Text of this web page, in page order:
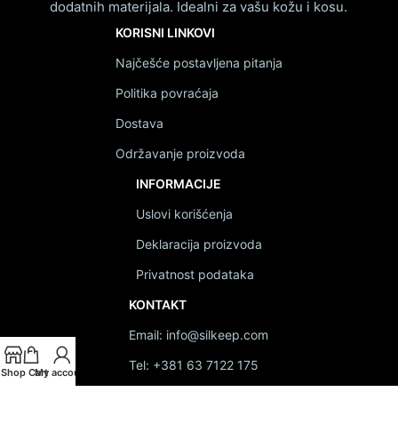
dodatnih materijala. Idealni za vašu kožu i kosu.
KORISNI LINKOVI
Najčešće postavljena pitanja
Politika povraćaja
Dostava
Održavanje proizvoda
INFORMACIJE
Uslovi korišćenja
Deklaracija proizvoda
Privatnost podataka
KONTAKT
Email: info@silkeep.com
Tel: +381 63 7122 175
Shop Cart
My account